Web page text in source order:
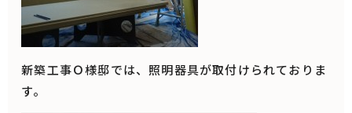
新築工事Ｏ様邸では、照明器具が取付けられておりま
す。